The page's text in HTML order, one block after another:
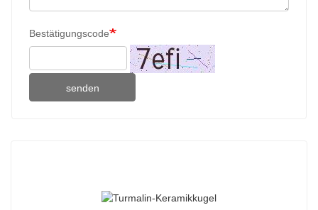
Bestätigungscode
senden